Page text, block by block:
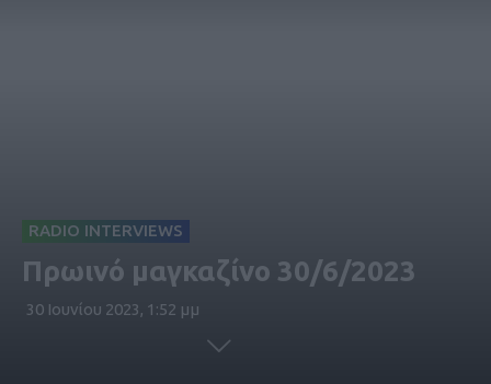
RADIO INTERVIEWS
Πρωινό μαγκαζίνο 30/6/2023
30 Ιουνίου 2023, 1:52 μμ